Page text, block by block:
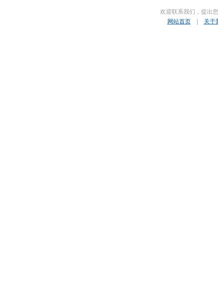
欢迎联系我们，提出
网站首页| 关于